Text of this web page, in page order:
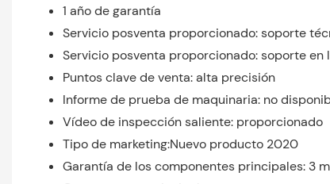
1 año de garantía
Servicio posventa proporcionado: soporte
Servicio posventa proporcionado: soporte en
Puntos clave de venta: alta precisión
Informe de prueba de maquinaria: no
Vídeo de inspección saliente: proporcionado
Tipo de marketing:Nuevo producto 2020
Garantía de los componentes principales: 3